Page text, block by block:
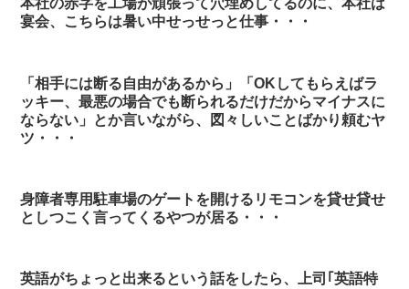
本社の赤字を工場が頑張って穴埋めしてるのに、本社は
宴会、こちらは暑い中せっせっと仕事・・・
「相手には断る自由があるから」「OKしてもらえばラ
ッキー、最悪の場合でも断られるだけだからマイナスに
ならない」とか言いながら、図々しいことばかり頼むヤ
ツ・・・
身障者専用駐車場のゲートを開けるリモコンを貸せ貸せ
としつこく言ってくるやつが居る・・・
英語がちょっと出来るという話をしたら、上司｢英語特